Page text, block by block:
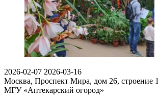
2026-02-07 2026-03-16
Москва, Проспект Мира, дом 26, строение 1
МГУ «Аптекарский огород»